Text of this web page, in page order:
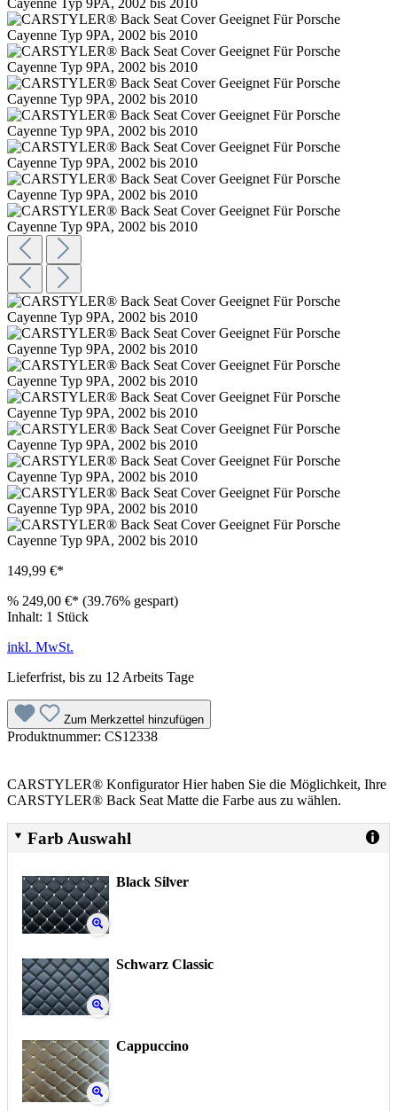
149,99 €*
% 249,00 €* (39.76% gespart)
Inhalt: 1 Stück
inkl. MwSt.
Lieferfrist, bis zu 12 Arbeits Tage
Zum Merkzettel hinzufügen
Produktnummer: CS12338
CARSTYLER® Konfigurator Hier haben Sie die Möglichkeit, Ihre
CARSTYLER® Back Seat Matte die Farbe aus zu wählen.
Farb Auswahl
Black Silver
Schwarz Classic
Cappuccino